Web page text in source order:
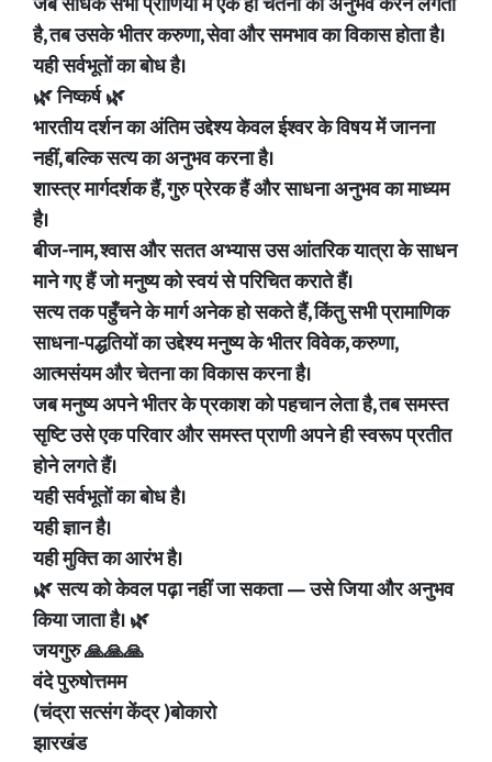
है, तब उसके भीतर करुणा, सेवा और समभाव का विकास होता है।
यही सर्वभूतों का बोध है।
🌿 निष्कर्ष 🌿
भारतीय दर्शन का अंतिम उद्देश्य केवल ईश्वर के विषय में जानना
नहीं, बल्कि सत्य का अनुभव करना है।
शास्त्र मार्गदर्शक हैं, गुरु प्रेरक हैं और साधना अनुभव का माध्यम
है।
बीज-नाम, श्वास और सतत अभ्यास उस आंतरिक यात्रा के साधन
माने गए हैं जो मनुष्य को स्वयं से परिचित कराते हैं।
सत्य तक पहुँचने के मार्ग अनेक हो सकते हैं, किंतु सभी प्रामाणिक
साधना-पद्धतियों का उद्देश्य मनुष्य के भीतर विवेक, करुणा,
आत्मसंयम और चेतना का विकास करना है।
जब मनुष्य अपने भीतर के प्रकाश को पहचान लेता है, तब समस्त
सृष्टि उसे एक परिवार और समस्त प्राणी अपने ही स्वरूप प्रतीत
होने लगते हैं।
यही सर्वभूतों का बोध है।
यही ज्ञान है।
यही मुक्ति का आरंभ है।
🌿 सत्य को केवल पढ़ा नहीं जा सकता — उसे जिया और अनुभव
किया जाता है। 🌿
जयगुरु 🙏🙏🙏
वंदे पुरुषोत्तमम
(चंद्रा सत्संग केंद्र )बोकारो
झारखंड